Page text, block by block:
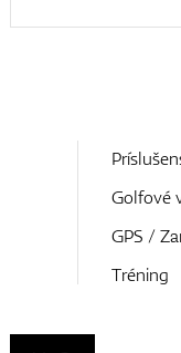
Golfové
GPS /
Tréning